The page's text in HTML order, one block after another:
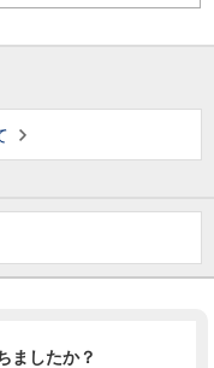
ましたか？